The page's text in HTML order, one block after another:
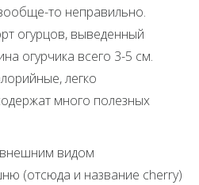
то неправильно.
огурцов, выведенный
огурчика всего 3-5 см.
легко
много полезных
видом
(отсюда и название cherry)